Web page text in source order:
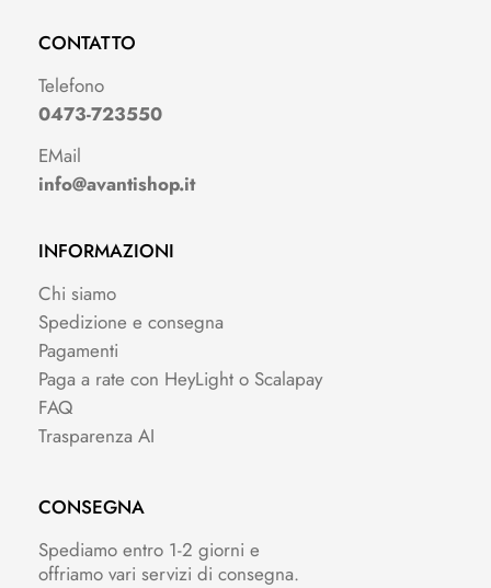
CONTATTO
Telefono
0473-723550
EMail
info@avantishop.it
INFORMAZIONI
Chi siamo
Spedizione e consegna
Pagamenti
Paga a rate con HeyLight o Scalapay
FAQ
Trasparenza AI
CONSEGNA
Spediamo entro 1-2 giorni e
offriamo vari servizi di consegna.